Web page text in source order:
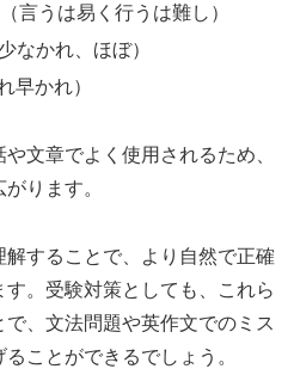
言うは易く行うは難し）
なかれ、ほぼ）
早かれ）
文章でよく使用されるため、
ります。
することで、より自然で正確
。受験対策としても、これら
、文法問題や英作文でのミス
ことができるでしょう。